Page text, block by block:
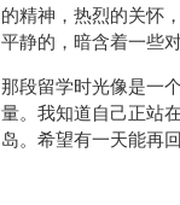
的精神，热烈的关怀
平静的，暗含着一些
那段留学时光像是一
量。我知道自己正站
岛。希望有一天能再